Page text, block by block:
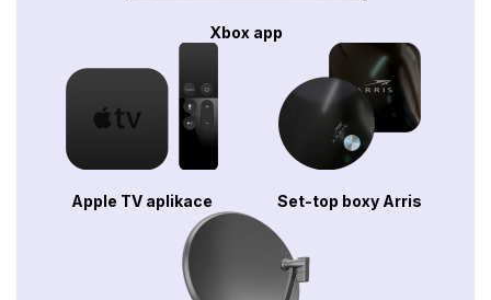
Xbox app
Apple TV aplikace Set-top boxy Arris